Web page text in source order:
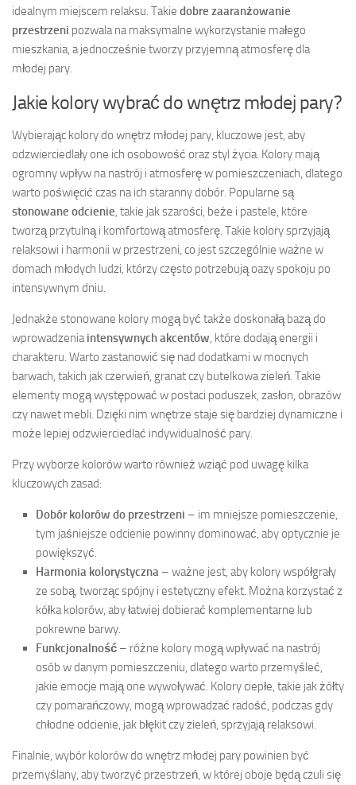
idealnym miejscem relaksu. Takie dobre zaaranżowanie
przestrzeni pozwala na maksymalne wykorzystanie małego
mieszkania, a jednocześnie tworzy przyjemną atmosferę dla
młodej pary.
Jakie kolory wybrać do wnętrz młodej pary?
Wybierając kolory do wnętrz młodej pary, kluczowe jest, aby
odzwierciedlały one ich osobowość oraz styl życia. Kolory mają
ogromny wpływ na nastrój i atmosferę w pomieszczeniach, dlatego
warto poświęcić czas na ich staranny dobór. Popularne są
stonowane odcienie, takie jak szarości, beże i pastele, które
tworzą przytulną i komfortową atmosferę. Takie kolory sprzyjają
relaksowi i harmonii w przestrzeni, co jest szczególnie ważne w
domach młodych ludzi, którzy często potrzebują oazy spokoju po
intensywnym dniu.
Jednakże stonowane kolory mogą być także doskonałą bazą do
wprowadzeniaintensywnych akcentów, które dodają energii i
charakteru. Warto zastanowić się nad dodatkami w mocnych
barwach, takich jak czerwień, granat czy butelkowa zieleń. Takie
elementy mogą występować w postaci poduszek, zasłon, obrazów
czy nawet mebli. Dzięki nim wnętrze staje się bardziej dynamiczne i
może lepiej odzwierciedlać indywidualność pary.
Przy wyborze kolorów warto również wziąć pod uwagę kilka
kluczowych zasad:
Dobór kolorów do przestrzeni – im mniejsze pomieszczenie,
tym jaśniejsze odcienie powinny dominować, aby optycznie je
powiększyć.
Harmonia kolorystyczna – ważne jest, aby kolory współgrały
ze sobą, tworząc spójny i estetyczny efekt. Można korzystać z
kółka kolorów, aby łatwiej dobierać komplementarne lub
pokrewne barwy.
Funkcjonalność – różne kolory mogą wpływać na nastrój
osób w danym pomieszczeniu, dlatego warto przemyśleć,
jakie emocje mają one wywoływać. Kolory ciepłe, takie jak żółty
czy pomarańczowy, mogą wprowadzać radość, podczas gdy
chłodne odcienie, jak błękit czy zieleń, sprzyjają relaksowi.
Finalnie, wybór kolorów do wnętrz młodej pary powinien być
przemyślany, aby tworzyć przestrzeń, w której oboje będą czuli się